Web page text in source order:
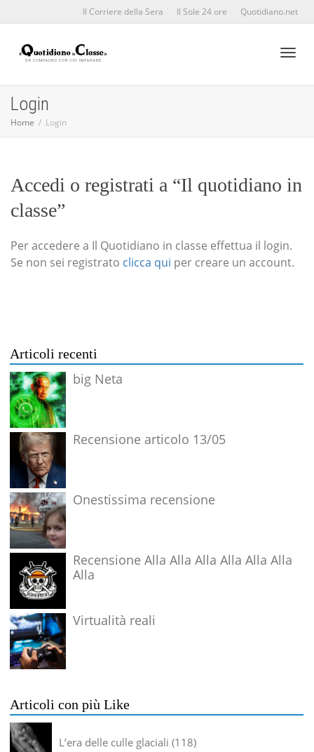
Il Corriere della Sera Il Sole 24 ore Quotidiano.net
Login
Home Login
Accedi o registrati a “Il quotidiano in
classe”
Per accedere a Il Quotidiano in classe effettua il login.
Se non sei registrato clicca qui per creare un account.
Articoli recenti
big Neta
Recensione articolo 13/05
Onestissima recensione
Recensione Alla Alla Alla Alla Alla Alla
Alla
Virtualità reali
Articoli con più Like
L’era delle culle glaciali 118